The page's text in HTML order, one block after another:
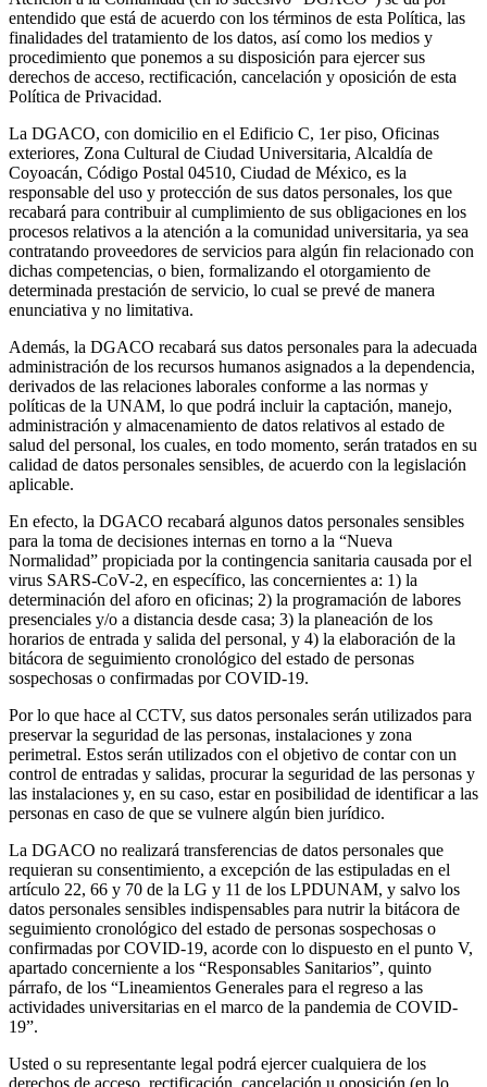
entendido que está de acuerdo con los términos de esta Política, las
finalidades del tratamiento de los datos, así como los medios y
procedimiento que ponemos a su disposición para ejercer sus
derechos de acceso, rectificación, cancelación y oposición de esta
Política de Privacidad.
La DGACO, con domicilio en el Edificio C, 1er piso, Oficinas
exteriores, Zona Cultural de Ciudad Universitaria, Alcaldía de
Coyoacán, Código Postal 04510, Ciudad de México, es la
responsable del uso y protección de sus datos personales, los que
recabará para contribuir al cumplimiento de sus obligaciones en los
procesos relativos a la atención a la comunidad universitaria, ya sea
contratando proveedores de servicios para algún fin relacionado con
dichas competencias, o bien, formalizando el otorgamiento de
determinada prestación de servicio, lo cual se prevé de manera
enunciativa y no limitativa.
Además, la DGACO recabará sus datos personales para la adecuada
administración de los recursos humanos asignados a la dependencia,
derivados de las relaciones laborales conforme a las normas y
políticas de la UNAM, lo que podrá incluir la captación, manejo,
administración y almacenamiento de datos relativos al estado de
salud del personal, los cuales, en todo momento, serán tratados en su
calidad de datos personales sensibles, de acuerdo con la legislación
aplicable.
En efecto, la DGACO recabará algunos datos personales sensibles
para la toma de decisiones internas en torno a la “Nueva
Normalidad” propiciada por la contingencia sanitaria causada por el
virus SARS-CoV-2, en específico, las concernientes a: 1) la
determinación del aforo en oficinas; 2) la programación de labores
presenciales y/o a distancia desde casa; 3) la planeación de los
horarios de entrada y salida del personal, y 4) la elaboración de la
bitácora de seguimiento cronológico del estado de personas
sospechosas o confirmadas por COVID-19.
Por lo que hace al CCTV, sus datos personales serán utilizados para
preservar la seguridad de las personas, instalaciones y zona
perimetral. Estos serán utilizados con el objetivo de contar con un
control de entradas y salidas, procurar la seguridad de las personas y
las instalaciones y, en su caso, estar en posibilidad de identificar a las
personas en caso de que se vulnere algún bien jurídico.
La DGACO no realizará transferencias de datos personales que
requieran su consentimiento, a excepción de las estipuladas en el
artículo 22, 66 y 70 de la LG y 11 de los LPDUNAM, y salvo los
datos personales sensibles indispensables para nutrir la bitácora de
seguimiento cronológico del estado de personas sospechosas o
confirmadas por COVID-19, acorde con lo dispuesto en el punto V,
apartado concerniente a los “Responsables Sanitarios”, quinto
párrafo, de los “Lineamientos Generales para el regreso a las
actividades universitarias en el marco de la pandemia de COVID-
19”.
Usted o su representante legal podrá ejercer cualquiera de los